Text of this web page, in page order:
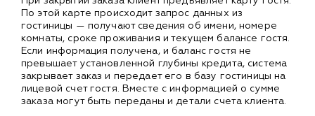
По этой карте происходит запрос данных из
гостиницы — получают сведения об имени, номере
комнаты, сроке проживания и текущем балансе гостя.
Если информация получена, и баланс гостя не
превышает установленной глубины кредита, система
закрывает заказ и передает его в базу гостиницы на
лицевой счет гостя. Вместе с информацией о сумме
заказа могут быть переданы и детали счета клиента.